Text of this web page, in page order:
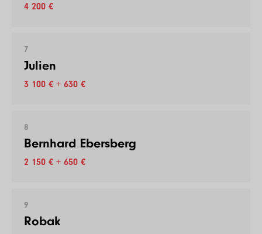
4 200 €
7
Julien
3 100 € + 630 €
8
Bernhard Ebersberg
2 150 € + 650 €
9
Robak